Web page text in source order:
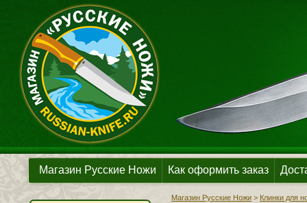
Магазин Русские Ножи Как оформить заказ
Магазин Русские Ножи > Клинки для